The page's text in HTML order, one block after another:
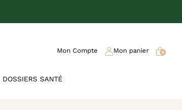
DOSSIERS SANTÉ
Mon Compte Mon panier 0